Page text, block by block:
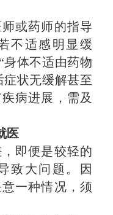
或药师的指导
不适感明显缓
身体不适由药物
症状无缓解甚至
病进展，需及
医
即便是较轻的
致大问题。因
一种情况，须